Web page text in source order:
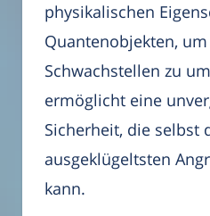
physikalischen
Quantenobjekten,
Schwachstellen zu
ermöglicht eine
Sicherheit, die selbst
ausgeklügeltsten
kann.